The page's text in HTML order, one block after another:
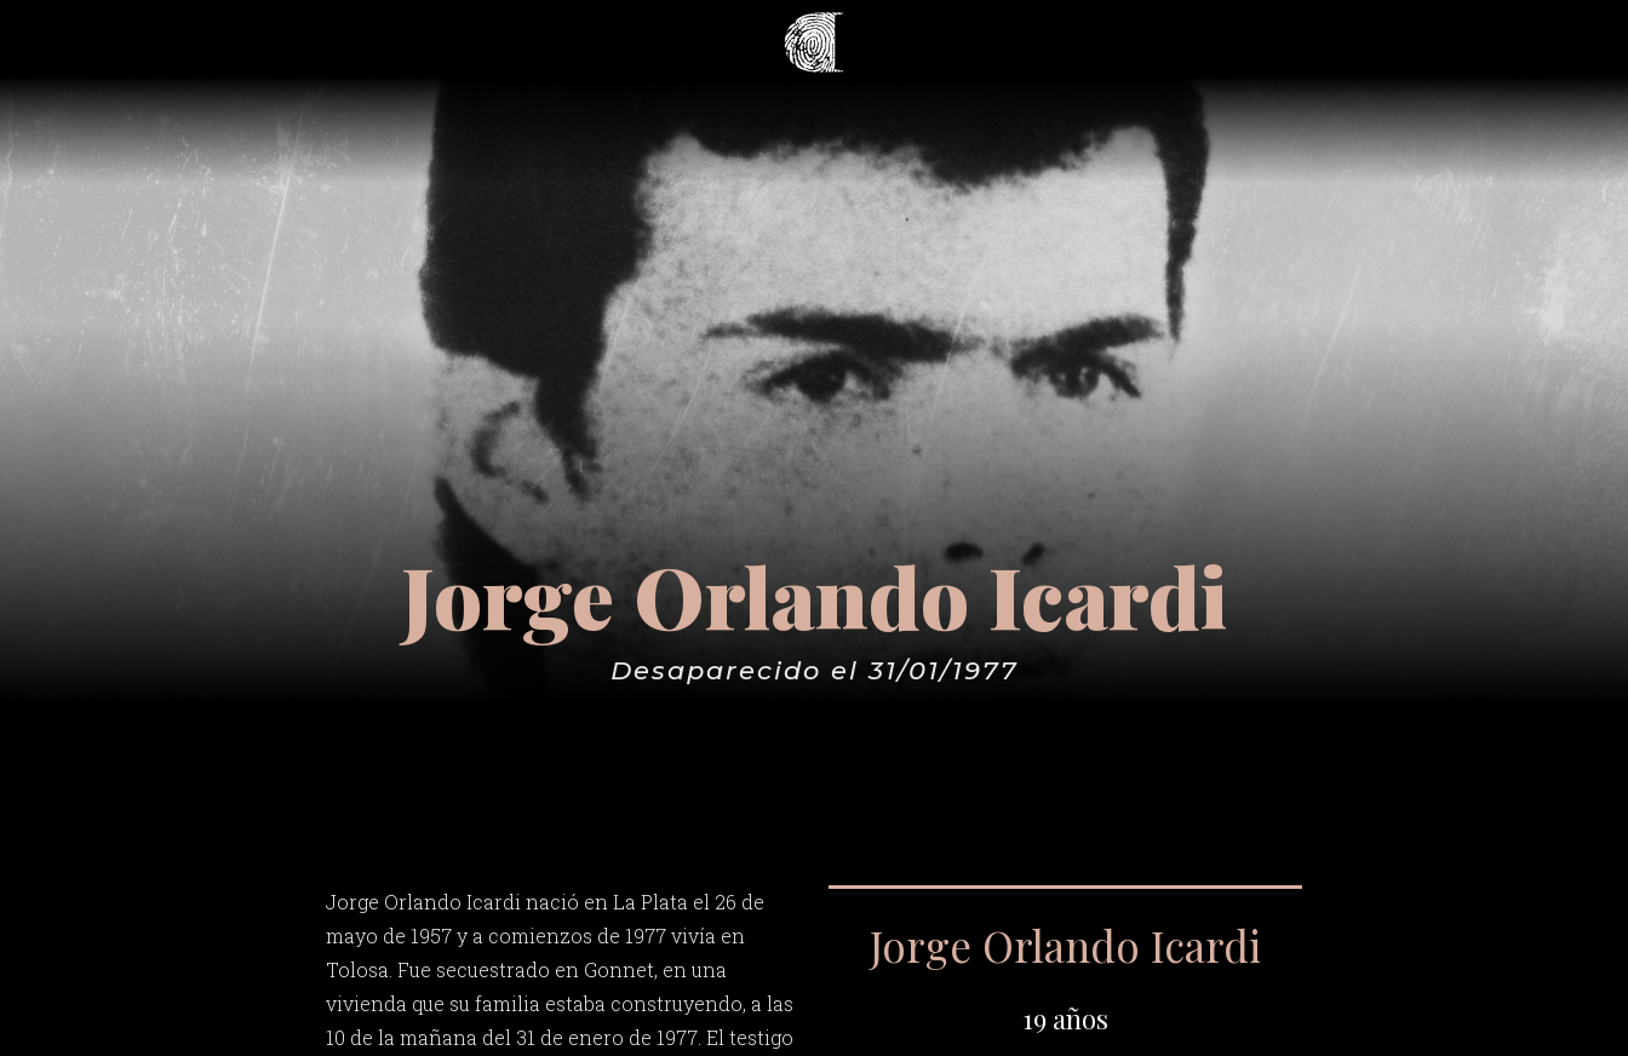
Jorge Orlando Icardi
Desaparecido el 31/01/1977
Jorge Orlando Icardi nació en La Plata el 26 de
mayo de 1957 y a comienzos de 1977 vivía en
Tolosa. Fue secuestrado en Gonnet, en una
vivienda que su familia estaba construyendo, a las
10 de la mañana del 31 de enero de 1977. El testigo
Jorge Orlando Icardi
19 años